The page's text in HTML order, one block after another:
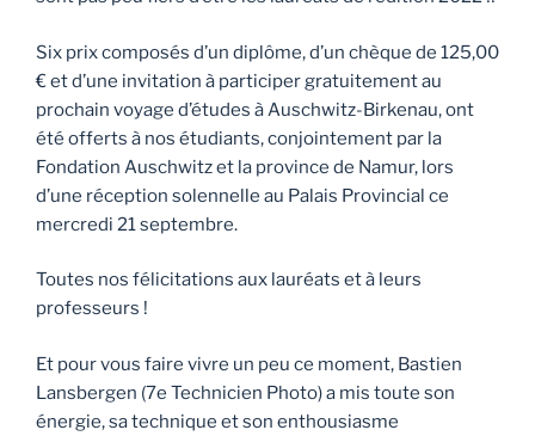
Six prix composés d’un diplôme, d’un chèque de 125,00
€ et d’une invitation à participer gratuitement au
prochain voyage d’études à Auschwitz-Birkenau, ont
été offerts à nos étudiants, conjointement par la
Fondation Auschwitz et la province de Namur, lors
d’une réception solennelle au Palais Provincial ce
mercredi 21 septembre.
Toutes nos félicitations aux lauréats et à leurs
professeurs !
Et pour vous faire vivre un peu ce moment, Bastien
Lansbergen (7e Technicien Photo) a mis toute son
énergie, sa technique et son enthousiasme